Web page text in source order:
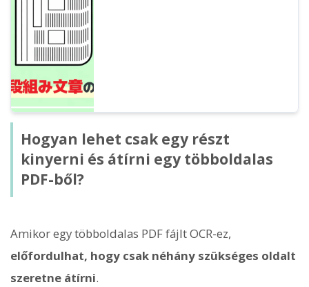
Hogyan lehet csak egy részt
kinyerni és átírni egy többoldalas
PDF-ből?
Amikor egy többoldalas PDF fájlt OCR-ez,
előfordulhat, hogy csak néhány szükséges oldalt
szeretne átírni.